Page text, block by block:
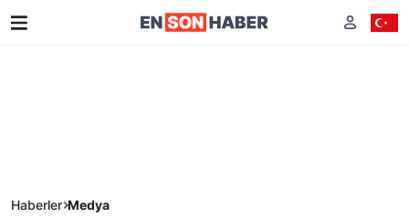
Haberler Medya